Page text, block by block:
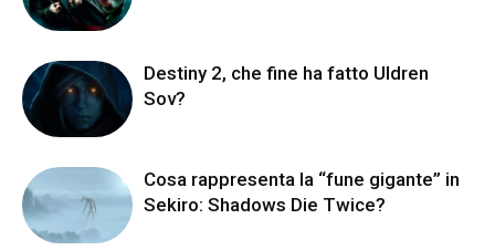
Destiny 2, che fine ha fatto Uldren
Sov?
Cosa rappresenta la “fune gigante” in
Sekiro: Shadows Die Twice?